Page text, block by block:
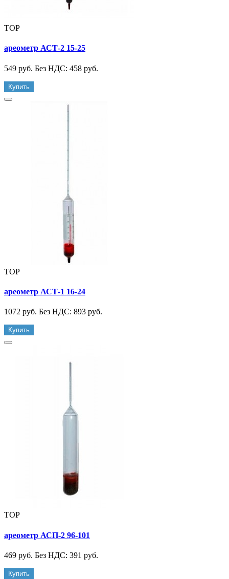
TOP
ареометр АСТ-2 15-25
549 руб. Без НДС: 458 руб.
Купить
TOP
ареометр АСТ-1 16-24
1072 руб. Без НДС: 893 руб.
Купить
TOP
ареометр АСП-2 96-101
469 руб. Без НДС: 391 руб.
Купить